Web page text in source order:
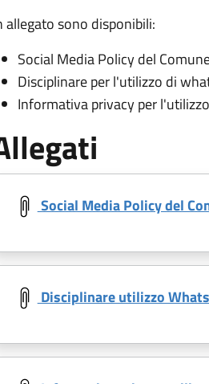
allegato sono disponibili:
Social Media Policy del
Disciplinare per l'utilizzo di
Informativa privacy per
Social Media Policy del
Disciplinare utilizzo